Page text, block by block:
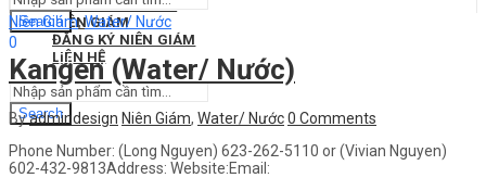
THIẾT KẾ WEBSITE
NIÊN GIÁM
ĐĂNG KÝ NIÊN GIÁM
LIÊN HỆ
Search
Search
0
Cart 0.00
Niên Giám,Water/ Nước
Kangen (Water/ Nước)
Byadmindesign Niên Giám, Water/ Nước0 Comments
Phone Number: (Long Nguyen) 623-262-5110 or (Vivian Nguyen)
602-432-9813Address: Website:Email: